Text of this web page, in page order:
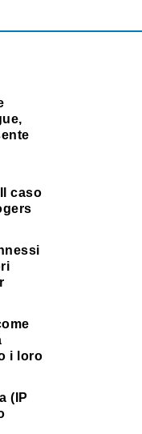
caso
i loro
(IP